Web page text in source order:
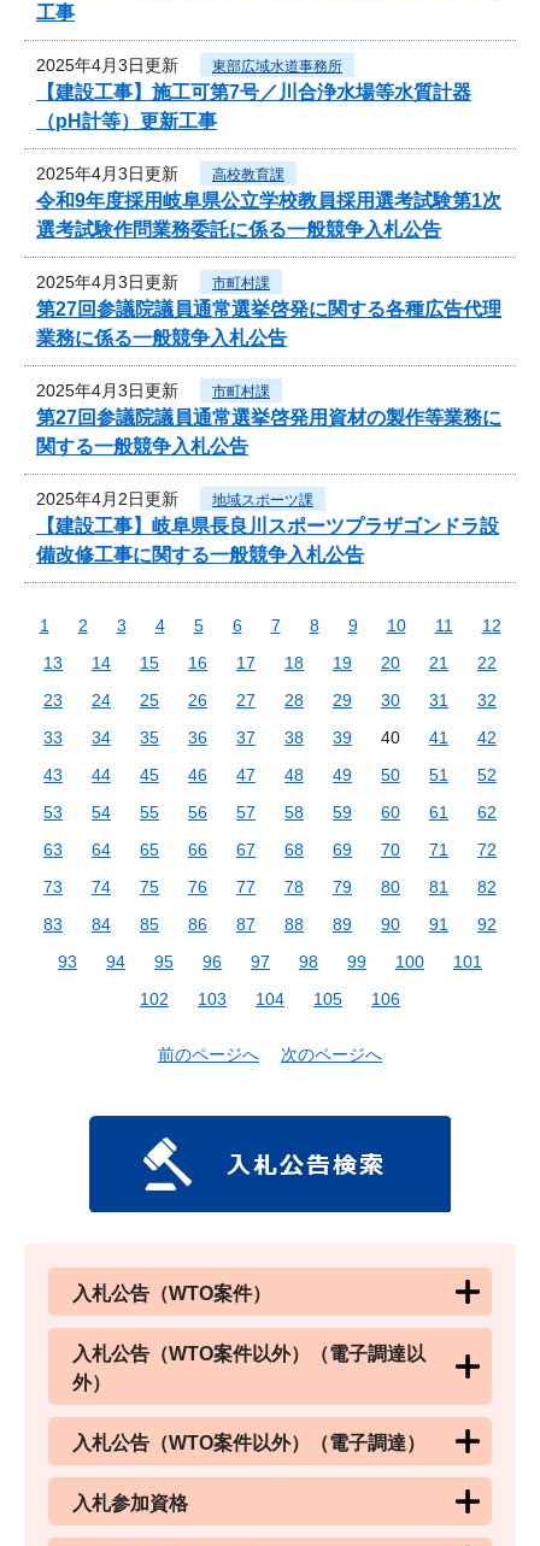
工事
2025年4月3日更新 東部広域水道事務所
【建設工事】施工可第7号／川合浄水場等水質計器
（pH計等）更新工事
2025年4月3日更新 高校教育課
令和9年度採用岐阜県公立学校教員採用選考試験第1次
選考試験作問業務委託に係る一般競争入札公告
2025年4月3日更新 市町村課
第27回参議院議員通常選挙啓発に関する各種広告代理
業務に係る一般競争入札公告
2025年4月3日更新 市町村課
第27回参議院議員通常選挙啓発用資材の製作等業務に
関する一般競争入札公告
2025年4月2日更新 地域スポーツ課
【建設工事】岐阜県長良川スポーツプラザゴンドラ設
備改修工事に関する一般競争入札公告
1 2 3 4 5 6 7 8 9 10 11
12
13
14 15 16 17 18 19 20 21
22
23
24 25 26 27 28 29 30 31
32
33
34 35 36 37 38 39 40 41
42
43
44 45 46 47 48 49 50 51
52
53
54 55 56 57 58 59 60 61
62
63
64 65 66 67 68 69 70 71
72
73
74 75 76 77 78 79 80 81
82
83
84 85 86 87 88 89 90 91
92
93
94 95 96 97 98 99 100
101
102
103 104 105 106
前のページへ 次のページへ
入札公告（WTO案件）
入札公告（WTO案件以外）（電子調達以
外）
入札公告（WTO案件以外）（電子調達）
入札参加資格